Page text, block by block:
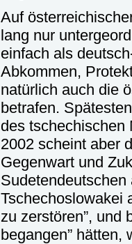
Auf
lang nur
einfach als
Abkommen,
natürlich auch die
betrafen.
des tschechischen
2002 scheint aber
Gegenwart und
Sudetendeutschen
Tschechoslowakei
zu zerstören”, und
begangen” hätten,